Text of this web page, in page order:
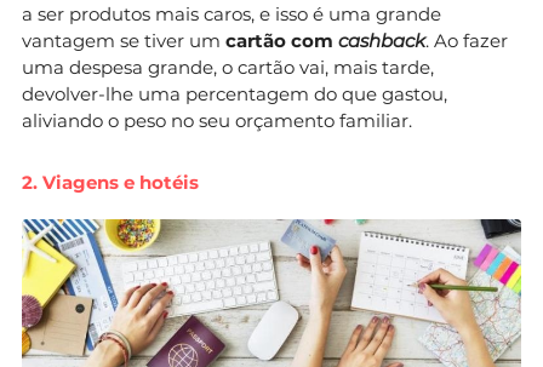
a ser produtos mais caros, e isso é uma grande
vantagem se tiver um cartão com cashback. Ao fazer
uma despesa grande, o cartão vai, mais tarde,
devolver-lhe uma percentagem do que gastou,
aliviando o peso no seu orçamento familiar.
2. Viagens e hotéis